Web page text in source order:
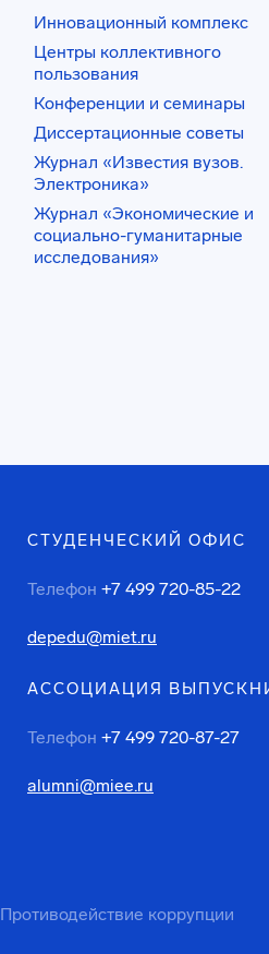
Инновационный комплекс
Центры коллективного
пользования
Конференции и семинары
Диссертационные советы
Журнал «Известия вузов.
Электроника»
Журнал «Экономические и
социально-гуманитарные
исследования»
СТУДЕНЧЕСКИЙ ОФИС
Телефон +7 499 720-85-22
depedu@miet.ru
АССОЦИАЦИЯ
Телефон +7 499 720-87-27
alumni@miee.ru
Противодействие коррупции